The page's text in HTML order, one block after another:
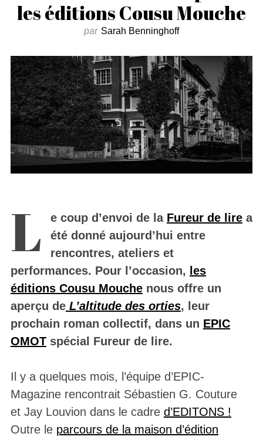
les éditions Cousu Mouche
par Sarah Benninghoff
L e coup d’envoi de la Fureur de lirea
été donné aujourd’hui entre
rencontres, ateliers et
performances. Pour l’occasion, les
éditions Cousu Mouchenous offre un
aperçu de L’altitude des orties, leur
prochain roman collectif, dans un EPIC
OMOTspécial Fureur de lire.
Il y a quelques mois, l’équipe d’EPIC-
Magazine rencontrait Sébastien G. Couture
et Jay Louvion dans le cadre d’EDITONS !
Outre le parcours de la maison d’édition